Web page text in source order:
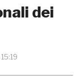
dei